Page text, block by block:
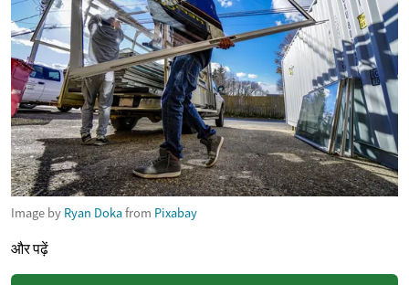
Image by Ryan Dokafrom Pixabay
और पढ़ें